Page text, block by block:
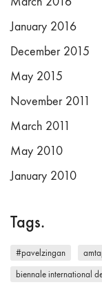
January 2016
December 2015
May 2015
November 2011
March 2011
May 2010
January 2010
Tags.
#pavelzingan
biennale international